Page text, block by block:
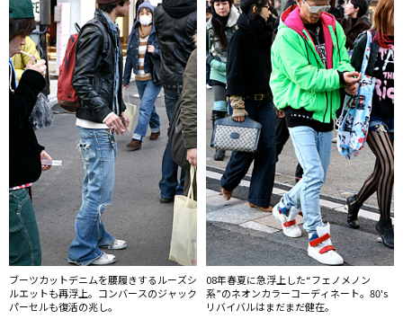
ブーツカットデニムを腰履きするルーズシ
ルエットも再浮上。コンバースのジャック
パーセルも復活の兆し。
08年春夏に急浮上した“フェノメノン
系”のネオンカラーコーディネート。80's
リバイバルはまだまだ健在。